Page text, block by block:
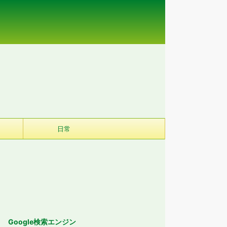
日常
Google検索エンジン